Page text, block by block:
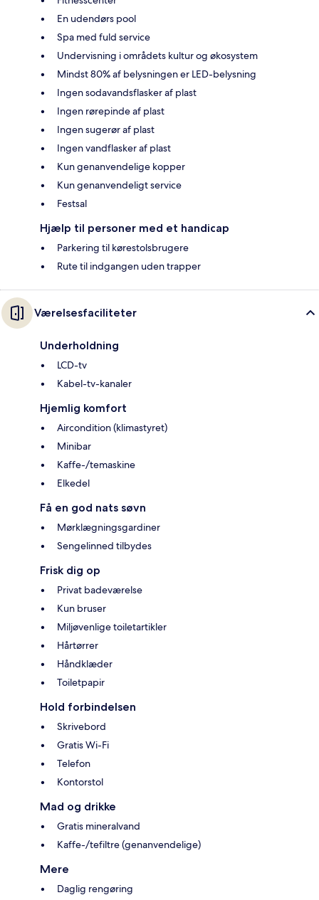
En udendørs pool
Spa med fuld service
Undervisning i områdets kultur og økosystem
Mindst 80% af belysningen er LED-belysning
Ingen sodavandsflasker af plast
Ingen rørepinde af plast
Ingen sugerør af plast
Ingen vandflasker af plast
Kun genanvendelige kopper
Kun genanvendeligt service
Festsal
Hjælp til personer med et handicap
Parkering til kørestolsbrugere
Rute til indgangen uden trapper
Værelsesfaciliteter
Underholdning
LCD-tv
Kabel-tv-kanaler
Hjemlig komfort
Aircondition (klimastyret)
Minibar
Kaffe-/temaskine
Elkedel
Få en god nats søvn
Mørklægningsgardiner
Sengelinned tilbydes
Frisk dig op
Privat badeværelse
Kun bruser
Miljøvenlige toiletartikler
Hårtørrer
Håndklæder
Toiletpapir
Hold forbindelsen
Skrivebord
Gratis Wi-Fi
Telefon
Kontorstol
Mad og drikke
Gratis mineralvand
Kaffe-/tefiltre (genanvendelige)
Mere
Daglig rengøring